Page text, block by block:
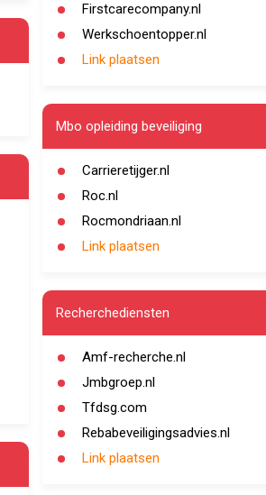
Firstcarecompany.nl
Werkschoentopper.nl
Link plaatsen
Mbo opleiding beveiliging
Carrieretijger.nl
Roc.nl
Rocmondriaan.nl
Link plaatsen
Recherchediensten
Amf-recherche.nl
Jmbgroep.nl
Tfdsg.com
Rebabeveiligingsadvies.nl
Link plaatsen